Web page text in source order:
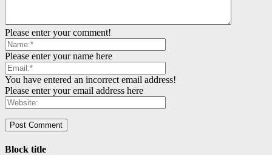
Please enter your comment!
Please enter your name here
You have entered an incorrect email address!
Please enter your email address here
Block title